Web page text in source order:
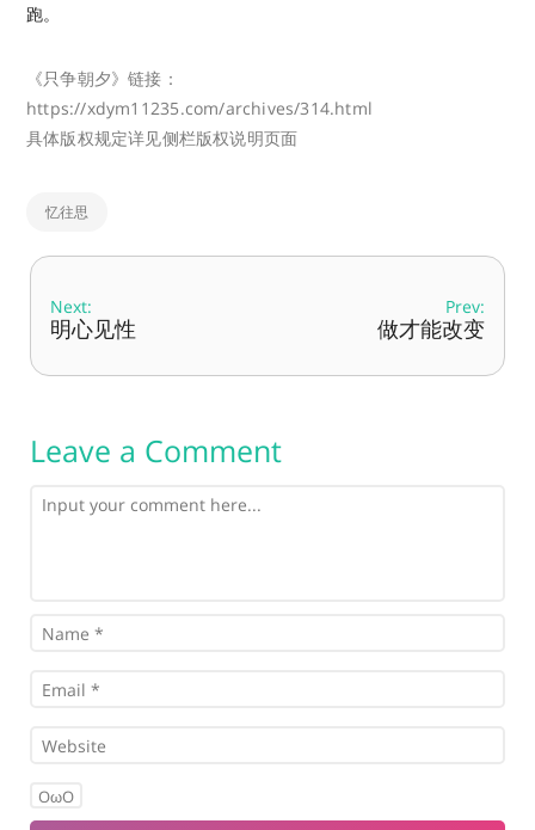
跑。
《只争朝夕》链接：
https://xdym11235.com/archives/314.html
具体版权规定详见侧栏版权说明页面
忆往思
Next:
明心见性
Prev:
做才能改变
Leave a Comment
OωO